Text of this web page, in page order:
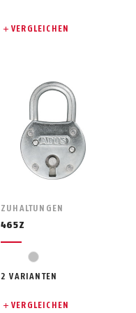
VERGLEICHEN
ZUHALTUNGEN
465Z
silver
2 VARIANTEN
VERGLEICHEN